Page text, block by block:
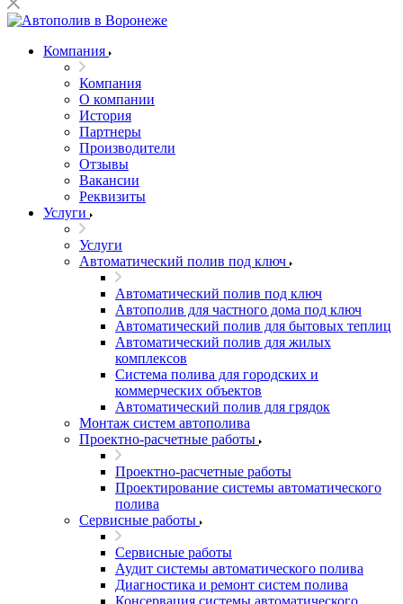
Компания
Компания
О компании
История
Партнеры
Производители
Отзывы
Вакансии
Реквизиты
Услуги
Услуги
Автоматический полив под ключ
Автоматический полив под ключ
Автополив для частного дома под ключ
Автоматический полив для бытовых теплиц
Автоматический полив для жилых
комплексов
Система полива для городских и
коммерческих объектов
Автоматический полив для грядок
Монтаж систем автополива
Проектно-расчетные работы
Проектно-расчетные работы
Проектирование системы автоматического
полива
Сервисные работы
Сервисные работы
Аудит системы автоматического полива
Диагностика и ремонт систем полива
Консервация системы автоматического